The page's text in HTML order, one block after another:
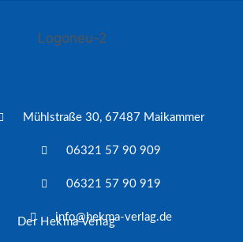
Mühlstraße 30, 67487 Maikammer
06321 57 90 909
06321 57 90 919
info@hekma-verlag.de
Der Hekma Verlag